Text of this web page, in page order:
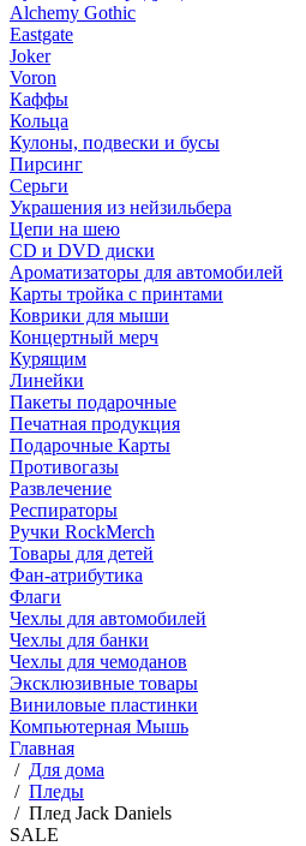
Alchemy Gothic
Eastgate
Joker
Voron
Каффы
Кольца
Кулоны, подвески и бусы
Пирсинг
Серьги
Украшения из нейзильбера
Цепи на шею
CD и DVD диски
Ароматизаторы для автомобилей
Карты тройка с принтами
Коврики для мыши
Концертный мерч
Курящим
Линейки
Пакеты подарочные
Печатная продукция
Подарочные Карты
Противогазы
Развлечение
Респираторы
Ручки RockMerch
Товары для детей
Фан-атрибутика
Флаги
Чехлы для автомобилей
Чехлы для банки
Чехлы для чемоданов
Эксклюзивные товары
Виниловые пластинки
Компьютерная Мышь
Главная
/ Для дома
/ Пледы
/ Плед Jack Daniels
SALE